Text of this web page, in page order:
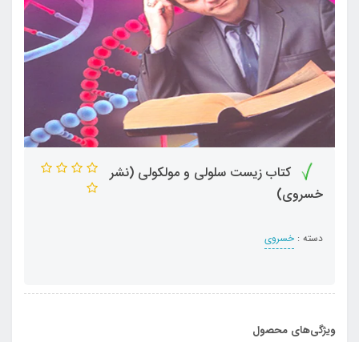
کتاب زیست سلولی و مولکولی (نشر
خسروی)
دسته : خسروی
ویژگی‌های محصول